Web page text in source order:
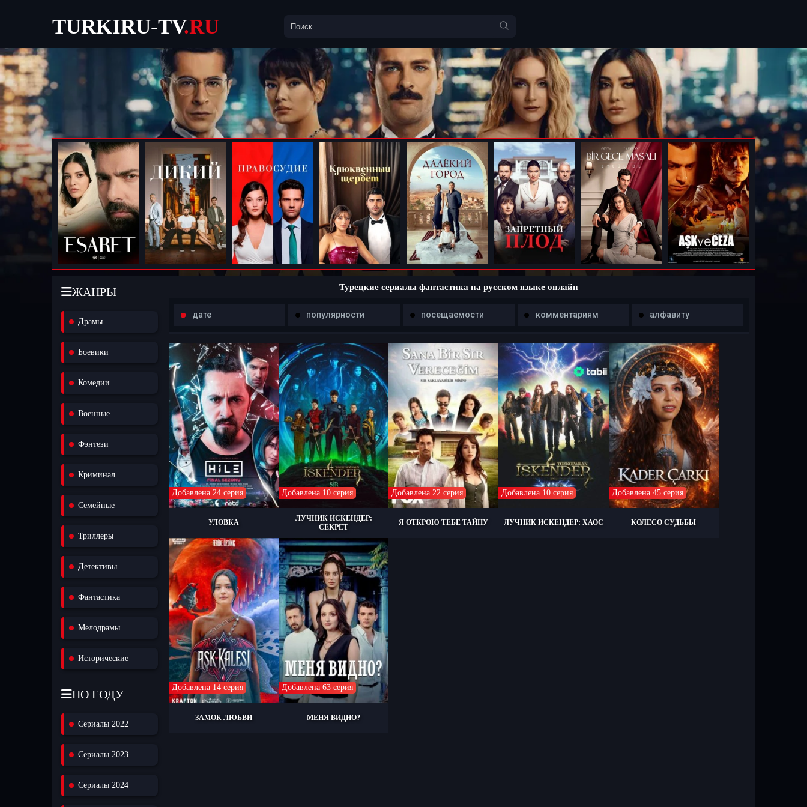
TURKIRU-TV.RU
ЖАНРЫ
Драмы
Боевики
Комедии
Военные
Фэнтези
Криминал
Семейные
Триллеры
Детективы
Фантастика
Мелодрамы
Исторические
ПО ГОДУ
Сериалы 2022
Сериалы 2023
Сериалы 2024
Турецкие сериалы фантастика на русском языке онлайн
дате популярности посещаемости комментариям алфавиту
Добавлена 24 серия
УЛОВКА
Добавлена 10 серия
ЛУЧНИК ИСКЕНДЕР:
СЕКРЕТ
Добавлена 22 серия
Я ОТКРОЮ ТЕБЕ ТАЙНУ
Добавлена 10 серия
ЛУЧНИК ИСКЕНДЕР: ХАОС
Добавлена 45 серия
КОЛЕСО СУДЬБЫ
Добавлена 14 серия
ЗАМОК ЛЮБВИ
Добавлена 63 серия
МЕНЯ ВИДНО?